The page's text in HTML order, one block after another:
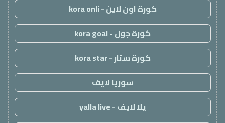
كورة اون لاين - kora onli
كورة جول - kora goal
كورة ستار - kora star
سوريا لايف
يلا لايف - yalla live